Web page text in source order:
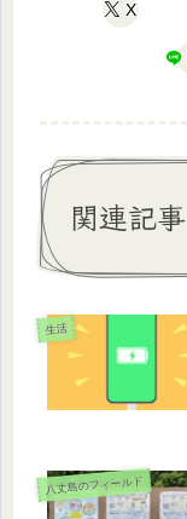
X
関連記事
生活
八丈島のフィールド